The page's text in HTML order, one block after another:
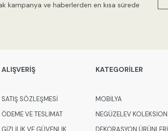
kampanya ve haberlerden en kısa sürede
ALIŞVERİŞ
SATIŞ SÖZLEŞMESİ
ÖDEME VE TESLİMAT
GİZLİLİK VE GÜVENLİK
KATEGORİLER
MOBİLYA
NEGÜZELEV KOLEKSİON
DEKORASYON ÜRÜNLERİ